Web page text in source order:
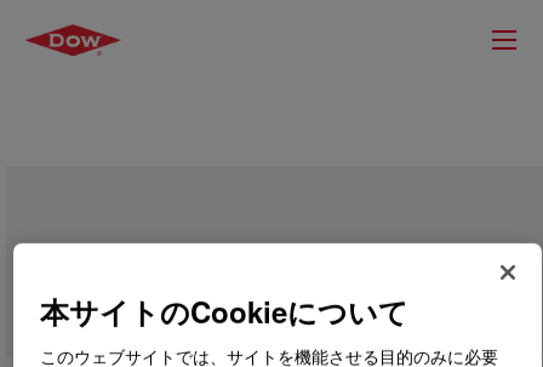
FINNDISP™ A-2002 Acrylic Emulsion
本サイトのCookieについて
このウェブサイトでは、サイトを機能させる目的のみに必要